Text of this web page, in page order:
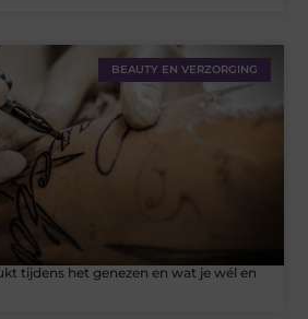
BEAUTY EN VERZORGING
tijdens het genezen en wat je wél en